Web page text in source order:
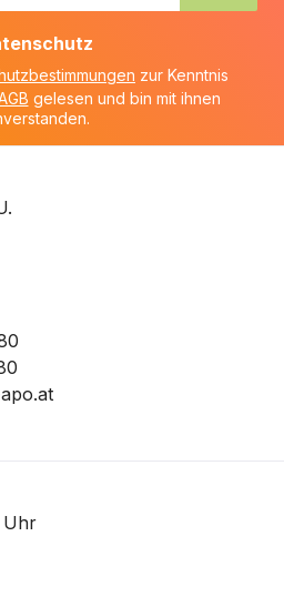
zur Kenntnis
gelesen und bin mit ihnen
Uhr